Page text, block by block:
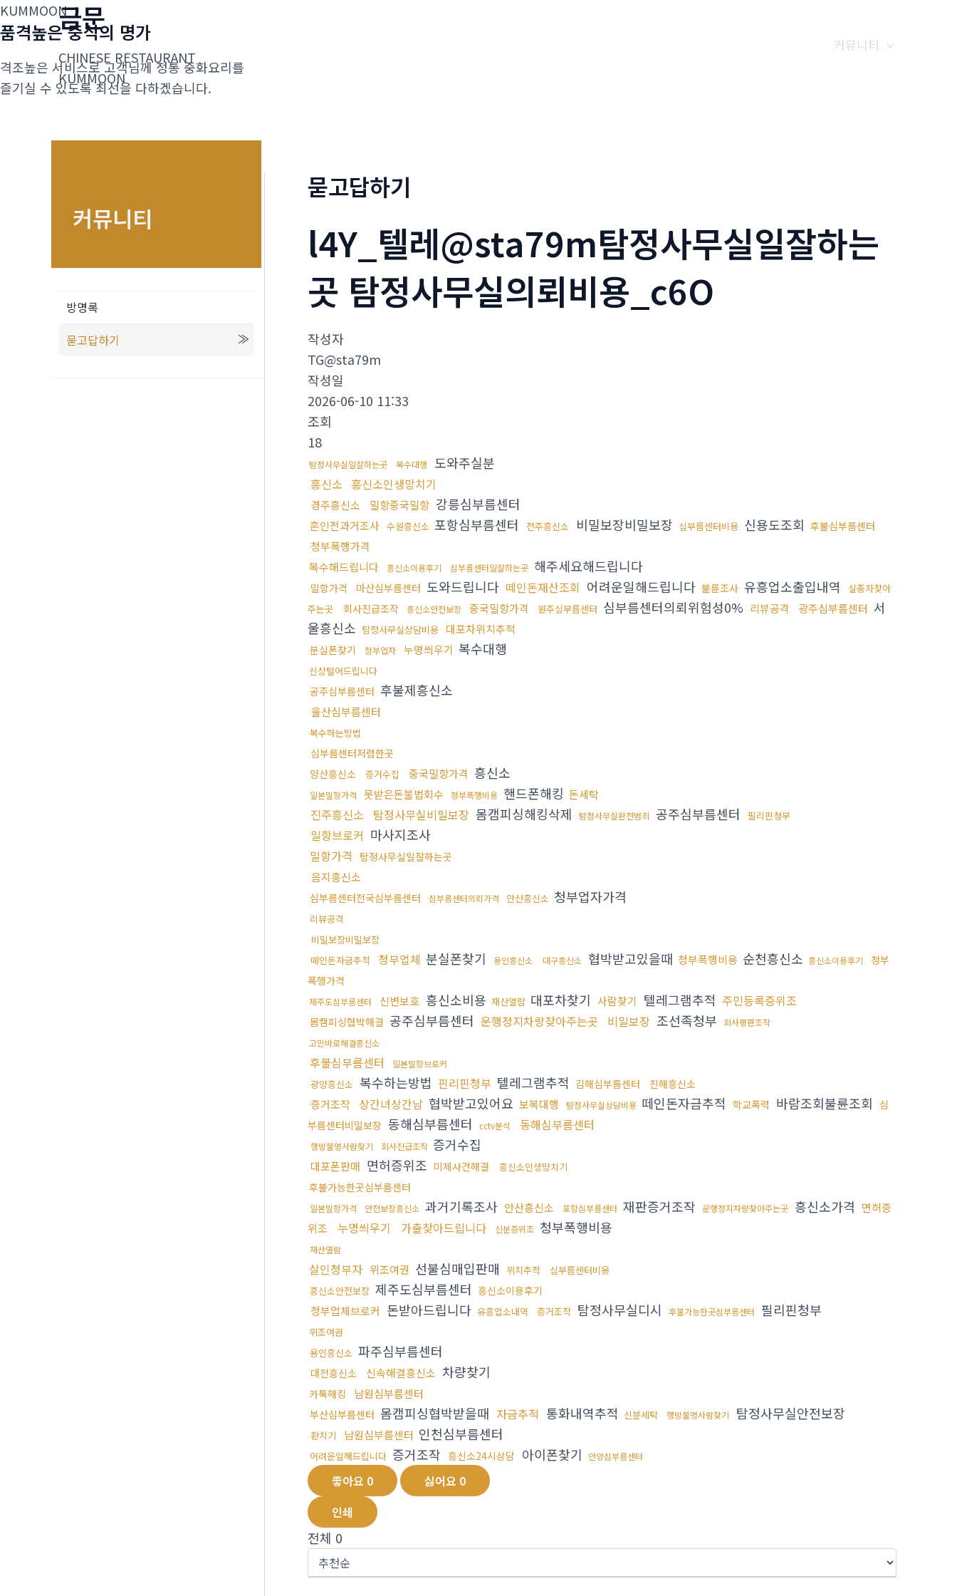
콘
텐
로
건
금문
CHINESE RESTAURANT
KUMMOON
커뮤니티
KUMMOON
품격높은 중식의 명가
격조높은 서비스로 고객님께 정통 중화요리를
즐기실 수 있도록 최선을 다하겠습니다.
커뮤니티
방명록
묻고답하기
묻고답하기
l4Y_텔레@sta79m탐정사무실일잘하는
곳 탐정사무실의뢰비용_c6O
작성자
TG@sta79m
작성일
2026-06-10 11:33
조회
18
탐정사무실일잘하는곳 복수대행 도와주실분
흥신소 흥신소인생망치기
경주흥신소 밀항중국밀항 강릉심부름센터
혼인전과거조사 수원흥신소 포항심부름센터 전주흥신소 비밀보장비밀보장 심부름센터비용 신용도조회 후불심부름센터
청부폭행가격
복수해드립니다
흥신소이용후기 심부름센터일잘하는곳 해주세요해드립니다
밀항가격 마산심부름센터 도와드립니다 떼인돈재산조회 어려운일해드립니다 불륜조사 유흥업소출입내역
실종자찾아
주는곳
회사진급조작 흥신소안전보장 중국밀항가격 원주심부름센터 심부름센터의뢰위험성0% 리뷰공격 광주심부름센터 서
울흥신소 탐정사무실상담비용 대포차위치추적
분실폰찾기 청부업자 누명씌우기 복수대행
신상털어드립니다
공주심부름센터 후불제흥신소
울산심부름센터
복수하는방법
심부름센터저렴한곳
양산흥신소
증거수집 중국밀항가격 흥신소
일본밀항가격 못받은돈불법회수 청부폭행비용 핸드폰해킹 돈세탁
진주흥신소 탐정사무실비밀보장 몸캠피싱해킹삭제 탐정사무실완전범죄 공주심부름센터 필리핀청부
밀항브로커 마사지조사
밀항가격 탐정사무실일잘하는곳
음지흥신소
심부름센터전국심부름센터 심부름센터의뢰가격 안산흥신소 청부업자가격
리뷰공격
비밀보장비밀보장
떼인돈자금추적
청부업체 분실폰찾기 용인흥신소 대구흥신소 협박받고있을때 청부폭행비용 순천흥신소 흥신소이용후기
청부
폭행가격
제주도심부름센터 신변보호 흥신소비용 재산열람 대포차찾기 사람찾기 텔레그램추적 주민등록증위조
몸캠피싱협박해결 공주심부름센터 운행정지차량찾아주는곳 비밀보장 조선족청부 회사평판조작
고민바로해결흥신소
후불심부름센터 일본밀항브로커
광양흥신소 복수하는방법 핀리핀청부 텔레그램추적 김해심부름센터 진해흥신소
증거조작 상간녀상간남 협박받고있어요 보복대행 탐정사무실상담비용 떼인돈자금추적 학교폭력 바람조회불륜조회 심
부름센터비밀보장 동해심부름센터 cctv분석 동해심부름센터
행방불명사람찾기 회사진급조작 증거수집
대포폰판매 면허증위조 미제사건해결 흥신소인생망치기
후불가능한곳심부름센터
일본밀항가격 안전보장흥신소 과거기록조사 안산흥신소 포항심부름센터 재판증거조작 운행정지차량찾아주는곳 흥신소가격 면허증
위조
누명씌우기 가출찾아드립니다 신분증위조 청부폭행비용
재산열람
살인청부자 위조여권 선불심매입판매 위치추적
심부름센터비용
흥신소안전보장 제주도심부름센터 흥신소이용후기
청부업체브로커 돈받아드립니다 유흥업소내역 증거조작 탐정사무실디시 후불가능한곳심부름센터 필리핀청부
위조여권
용인흥신소 파주심부름센터
대전흥신소 신속해결흥신소 차량찾기
카톡해킹 남원심부름센터
부산심부름센터 몸캠피싱협박받을때 자금추적 통화내역추적 신분세탁 행방불명사람찾기 탐정사무실안전보장
환치기 남원심부름센터 인천심부름센터
어려운일해드립니다 증거조작 흥신소24시상담 아이폰찾기 안양심부름센터
좋아요 0 싫어요 0
인쇄
전체 0